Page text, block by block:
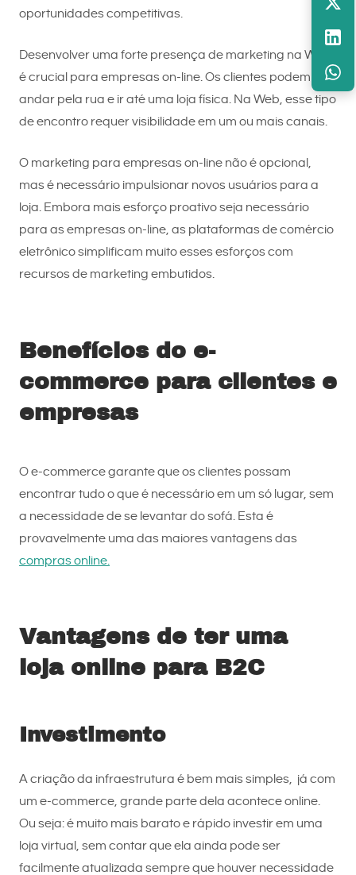
oportunidades competitivas.
Desenvolver uma forte presença de marketing na Web
é crucial para empresas on-line. Os clientes podem
andar pela rua e ir até uma loja física. Na Web, esse tipo
de encontro requer visibilidade em um ou mais canais.
O marketing para empresas on-line não é opcional,
mas é necessário impulsionar novos usuários para a
loja. Embora mais esforço proativo seja necessário
para as empresas on-line, as plataformas de comércio
eletrônico simplificam muito esses esforços com
recursos de marketing embutidos.
Benefícios do e-
commerce para clientes e
empresas
O e-commerce garante que os clientes possam
encontrar tudo o que é necessário em um só lugar, sem
a necessidade de se levantar do sofá. Esta é
provavelmente uma das maiores vantagens das
compras online.
Vantagens de ter uma
loja online para B2C
Investimento
A criação da infraestrutura é bem mais simples, já com
um e-commerce, grande parte dela acontece online.
Ou seja: é muito mais barato e rápido investir em uma
loja virtual, sem contar que ela ainda pode ser
facilmente atualizada sempre que houver necessidade